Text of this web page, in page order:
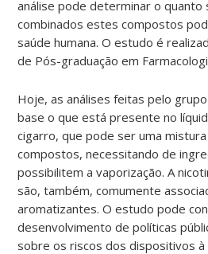
análise pode determinar o quanto
combinados estes compostos
saúde humana. O estudo é
de Pós-graduação em
Hoje, as análises feitas pelo
base o que está presente no
cigarro, que pode ser uma
compostos, necessitando de
possibilitem a vaporização. A
são, também, comumente
aromatizantes. O estudo pode
desenvolvimento de políticas
sobre os riscos dos dispositivos à